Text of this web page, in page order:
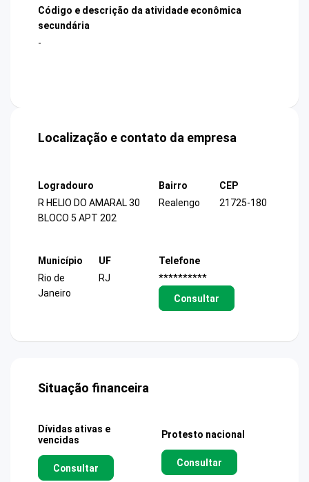
Código e descrição da atividade econômica
secundária
-
Localização e contato da empresa
Logradouro
R HELIO DO AMARAL 30
BLOCO 5 APT 202
Bairro
Realengo
CEP
21725-180
Município
Rio de
Janeiro
UF
RJ
Telefone
**********
Consultar
Situação financeira
Dívidas ativas e
vencidas
Consultar
Protesto nacional
Consultar